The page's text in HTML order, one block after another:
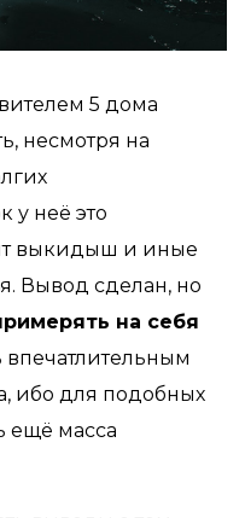
5 дома
несмотря на
у неё это
выкидыш и иные
Вывод сделан, но
на себя
впечатлительным
ибо для подобных
ещё масса